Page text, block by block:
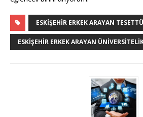
ESKIŞEHIR ERKEK ARAYAN
ESKIŞEHIR ERKEK ARAYAN